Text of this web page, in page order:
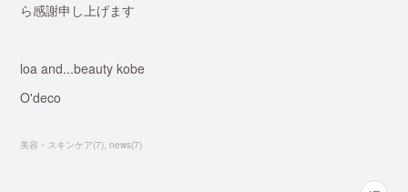
ら感謝申し上げます
loa and...beauty kobe
O'deco
美容・スキンケア(7) news(7)